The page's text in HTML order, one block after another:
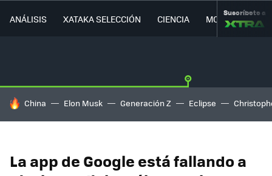
ANÁLISIS XATAKA SELECCIÓN CIENCIA MOVILIDAD
Suscríbete a
HOY SE HABLA DE
China Elon Musk Generación Z Eclipse
La app de Google está fallando a